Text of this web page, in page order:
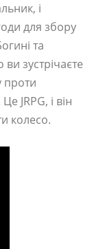
і
для збору
та
зустрічаєте
проти
JRPG, і він
колесо.